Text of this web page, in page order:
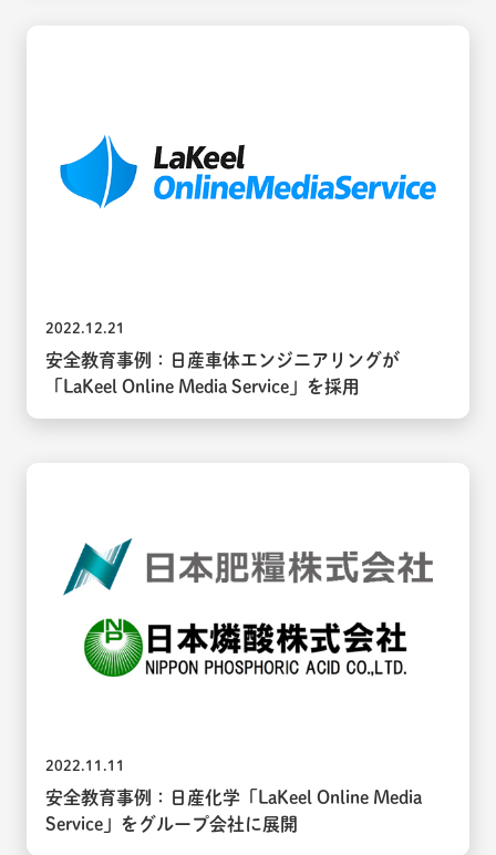
2022.12.21
安全教育事例：日産車体エンジニアリングが
「LaKeel Online Media Service」を採用
2022.11.11
安全教育事例：日産化学「LaKeel Online Media
Service」をグループ会社に展開